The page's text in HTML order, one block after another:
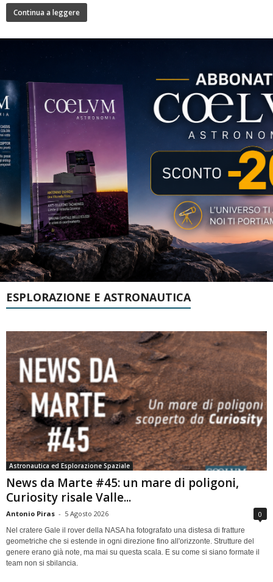
Continua a leggere
ESPLORAZIONE E ASTRONAUTICA
Astronautica ed Esplorazione Spaziale
News da Marte #45: un mare di poligoni,
Curiosity risale Valle...
Antonio Piras - 5 Agosto 2026 0
Nel cratere Gale il rover della NASA ha fotografato una distesa di fratture
geometriche che si estende in ogni direzione fino all'orizzonte. Strutture del
genere erano già note, ma mai su questa scala. E su come si siano formate il
team non si sbilancia.